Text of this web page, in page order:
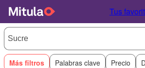
Tus
Más filtros Palabras clave Precio